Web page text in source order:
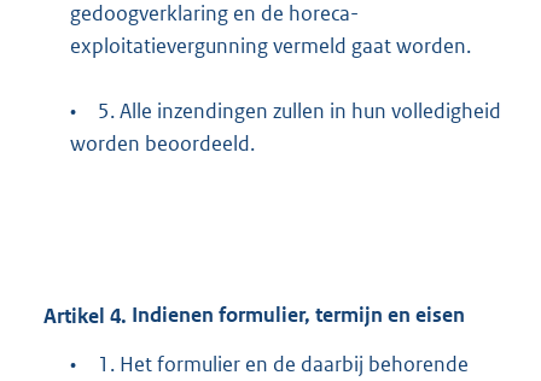
gedoogverklaring en de horeca-
exploitatievergunning vermeld gaat worden.
•
5. Alle inzendingen zullen in hun volledigheid
worden beoordeeld.
Artikel 4. Indienen formulier, termijn en eisen
•
1. Het formulier en de daarbij behorende